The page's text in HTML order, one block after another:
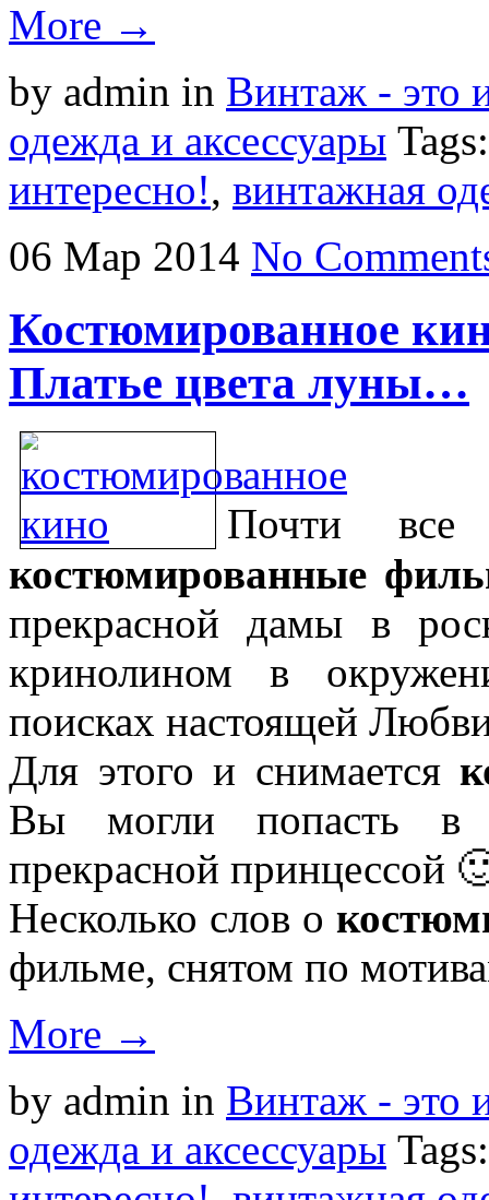
More →
by admin in Винтаж - это
одежда и аксессуары
интересно!, винтажная
06 Мар 2014 No
Костюмированное
Платье цвета луны…
Почти все
костюмированные
прекрасной дамы в
кринолином в
поисках настоящей
Для этого и снимается
Вы могли попасть в
прекрасной принцессой
Несколько слов о
фильме, снятом по
More →
by admin in Винтаж - это
одежда и аксессуары